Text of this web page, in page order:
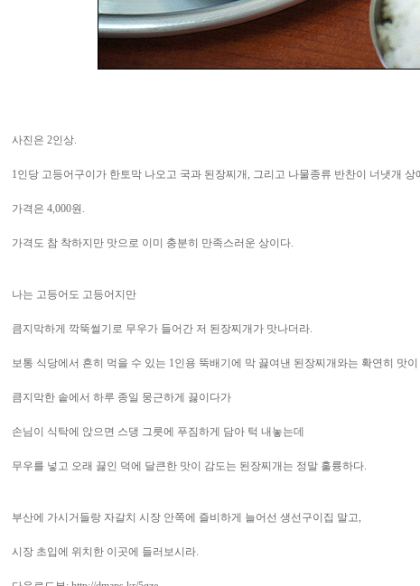
사진은 2인상.
1인당 고등어구이가 한토막 나오고 국과 된장찌개, 그리고 나물종류 반찬이 너냇개 상
가격은 4,000원.
가격도 참 착하지만 맛으로 이미 충분히 만족스러운 상이다.
나는 고등어도 고등어지만
큼지막하게 깍뚝썰기로 무우가 들어간 저 된장찌개가 맛나더라.
보통 식당에서 흔히 먹을 수 있는 1인용 뚝배기에 막 끓여낸 된장찌개와는 확연히 맛
큼지막한 솥에서 하루 종일 뭉근하게 끓이다가
손님이 식탁에 앉으면 스댕 그릇에 푸짐하게 담아 턱 내놓는데
무우를 넣고 오래 끓인 덕에 달큰한 맛이 감도는 된장찌개는 정말 훌륭하다.
부산에 가시거들랑 자갈치 시장 안쪽에 즐비하게 늘어선 생선구이집 말고,
시장 초입에 위치한 이곳에 들러보시라.